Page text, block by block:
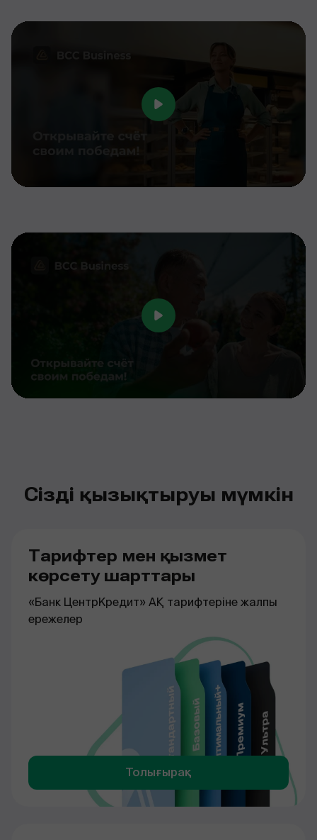
Сізді қызықтыруы мүмкін
Тарифтер мен қызмет
көрсету шарттары
«Банк ЦентрКредит» АҚ тарифтеріне жалпы
ережелер
Толығырақ